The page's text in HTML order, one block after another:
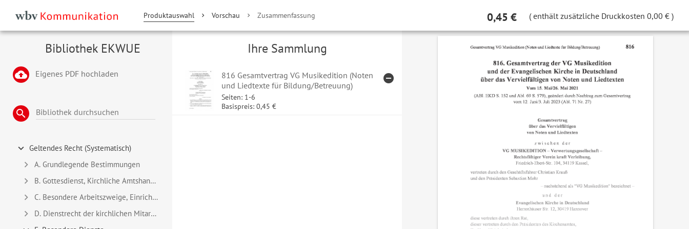
Produktauswahl Vorschau Zusammenfassung 0,45 € ( enthält zusätzliche Druckkosten 0,00 € )
Bibliothek EKWUE
cloud_upload Eigenes PDF hochladen
BIBLIOTHEK DURCHSUCHEN
search
Geltendes Recht (Systematisch)
A. Grundlegende Bestimmungen
B. Gottesdienst, Kirchliche Amtshandlungen
C. Besondere Arbeitszweige, Einrichtungen und Werke
D. Dienstrecht der kirchlichen Mitarbeiter
Ihre Sammlung
816 Gesamtvertrag VG Musikedition (Noten
und Liedtexte für Bildung/Betreuung)
Seiten: 1-6
Basispreis: 0,45 €
ARTIKEL "816 GESAMTVERTRAG VG MUSIKEDITION (NOTEN UND LIEDTEXTE FÜR BILDUNG/
remove_circle